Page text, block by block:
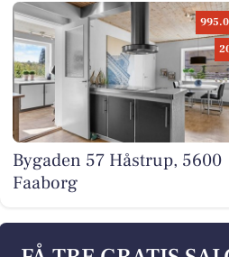
Bygaden 57 Håstrup, 5600
Faaborg